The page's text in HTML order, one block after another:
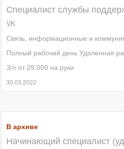
Специалист службы
VK
Связь, информационные и
Полный рабочий день Удаленная
З/п от 29 000 на руки
30.03.2022
В архиве
Начинающий специалист